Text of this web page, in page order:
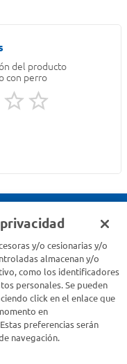
del producto
con perro
acá
y/o cesionarias y/o
almacenan y/o
como los identificadores
personales. Se pueden
click en el enlace que
en
preferencias serán
navegación.